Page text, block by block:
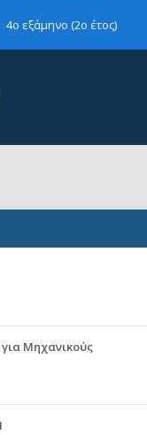
4ο εξάμηνο (2ο έτος)
Mηχανικούς